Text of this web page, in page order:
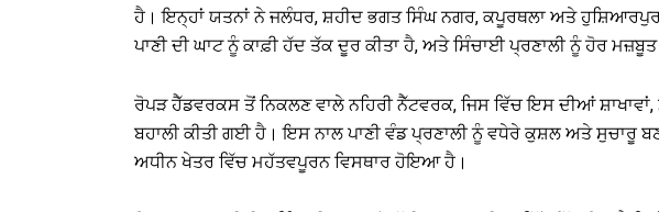
ਹੈ। ਇਨ੍ਹਾਂ ਯਤਨਾਂ ਨੇ ਜਲੰਧਰ, ਸ਼ਹੀਦ ਭਗਤ ਸਿੰਘ ਨਗਰ, ਕਪੂਰਥਲਾ ਅਤੇ
ਪਾਣੀ ਦੀ ਘਾਟ ਨੂੰ ਕਾਫ਼ੀ ਹੱਦ ਤੱਕ ਦੂਰ ਕੀਤਾ ਹੈ, ਅਤੇ ਸਿੰਚਾਈ ਪ੍ਰਣਾਲੀ ਨੂੰ ਹੋਰ ਮਜ਼ਬੂਤ
ਰੋਪੜ ਹੈੱਡਵਰਕਸ ਤੋਂ ਨਿਕਲਣ ਵਾਲੇ ਨਹਿਰੀ ਨੈੱਟਵਰਕ, ਜਿਸ ਵਿੱਚ ਇਸ ਦੀਆਂ
ਬਹਾਲੀ ਕੀਤੀ ਗਈ ਹੈ। ਇਸ ਨਾਲ ਪਾਣੀ ਵੰਡ ਪ੍ਰਣਾਲੀ ਨੂੰ ਵਧੇਰੇ ਕੁਸ਼ਲ ਅਤੇ ਸੁਚਾਰੂ
ਅਧੀਨ ਖੇਤਰ ਵਿੱਚ ਮਹੱਤਵਪੂਰਨ ਵਿਸਥਾਰ ਹੋਇਆ ਹੈ।